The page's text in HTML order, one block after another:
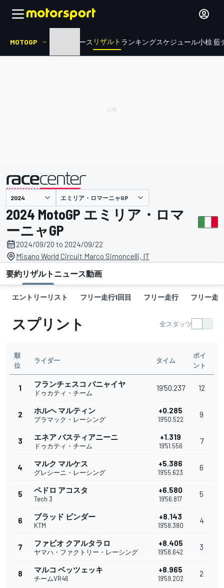
MOTOGP ニュース リザルト ランキングスケジュール小椋 藍
主催 エミリア・ロマーニャGP
2024 MotoGP エミリア・ロマ
ーニャGP
2024/09/20 to 2024/09/22
Misano World Circuit Marco Simoncelli, IT
要約リザルト ニュース動画
エントリーリスト フリー走行1回目 フリー走行 フリー走
スプリント 全スタッツ
順
位
ライダー タイム
ポイ
ント
1 フランチェスコ バニャイヤ
ドゥカティ・チーム
19'50.237 12
2 ホルヘ マルティン
プラマック・レーシング
+0.285
19'50.522
9
3 エネア バスティアニーニ
ドゥカティ・チーム
+1.319
19'51.556
7
4 マルク マルケス
グレシーニ・レーシング
+5.386
19'55.623
6
5 ペドロ アコスタ
Tech 3
+6.580
19'56.817
5
6 ブラッド ビンダー
KTM
+8.143
19'58.380
4
7 ファビオ クアルタラロ
ヤマハ・ファクトリー・レーシング
+8.405
19'58.642
3
8 マルコ ベッツェッキ
チームVR46
+8.965
19'59.202
2